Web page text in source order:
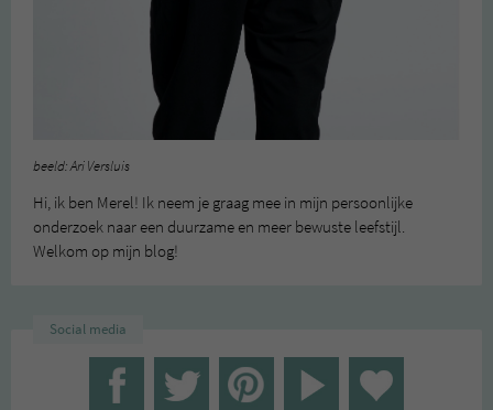
beeld: Ari Versluis
Hi, ik ben Merel! Ik neem je graag mee in mijn persoonlijke
onderzoek naar een duurzame en meer bewuste leefstijl.
Welkom op mijn blog!
Social media